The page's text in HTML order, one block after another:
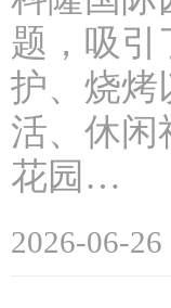
题，吸引
护、烧烤
活、休闲
花园…
2026-06-26